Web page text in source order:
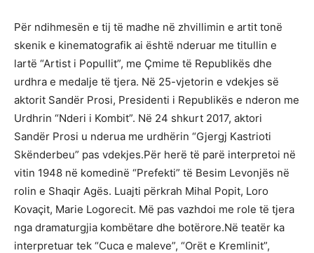
Për ndihmesën e tij të madhe në zhvillimin e artit tonë
skenik e kinematografik ai është nderuar me titullin e
lartë “Artist i Popullit”, me Çmime të Republikës dhe
urdhra e medalje të tjera. Në 25-vjetorin e vdekjes së
aktorit Sandër Prosi, Presidenti i Republikës e nderon me
Urdhrin “Nderi i Kombit”. Në 24 shkurt 2017, aktori
Sandër Prosi u nderua me urdhërin “Gjergj Kastrioti
Skënderbeu” pas vdekjes.Për herë të parë interpretoi në
vitin 1948 në komedinë “Prefekti” të Besim Levonjës në
rolin e Shaqir Agës. Luajti përkrah Mihal Popit, Loro
Kovaçit, Marie Logorecit. Më pas vazhdoi me role të tjera
nga dramaturgjia kombëtare dhe botërore.Në teatër ka
interpretuar tek “Cuca e maleve”, “Orët e Kremlinit”,